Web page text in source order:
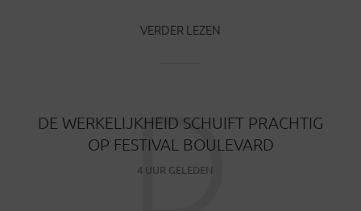
VERDER LEZEN
DE WERKELIJKHEID SCHUIFT PRACHTIG
OP FESTIVAL BOULEVARD
4 UUR GELEDEN
D